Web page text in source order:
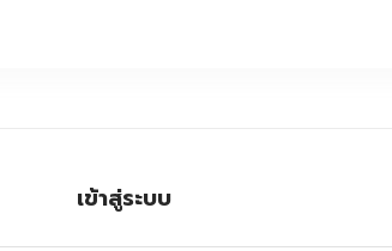
เข้าสู่ระบบ